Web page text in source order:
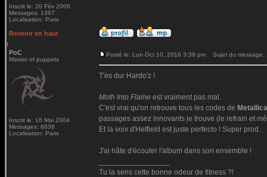
Inscrit le: 20 Fév 2006
Messages: 1367
Localisation: Paris
Revenir en haut
PoC
Master of puppets
Inscrit le: 16 Mai 2004
Messages: 6636
Localisation: Paris
Posté le: Lun Oct 10, 2016 3:39 pm Sujet du message:
T'es dur Hardo'z !
Moth Into Flame est vraiment pas mal.
C'est vrai qu'on retrouve tous les codes de Metallica
passages assez innovants je trouve (le refrain et
Et la voix d'Hetfield est juste perfecto ! Super prod.
J'ai hâte d'écouter l'album dans son ensemble !
Tu la sens cette bonne odeur de fitness ?!